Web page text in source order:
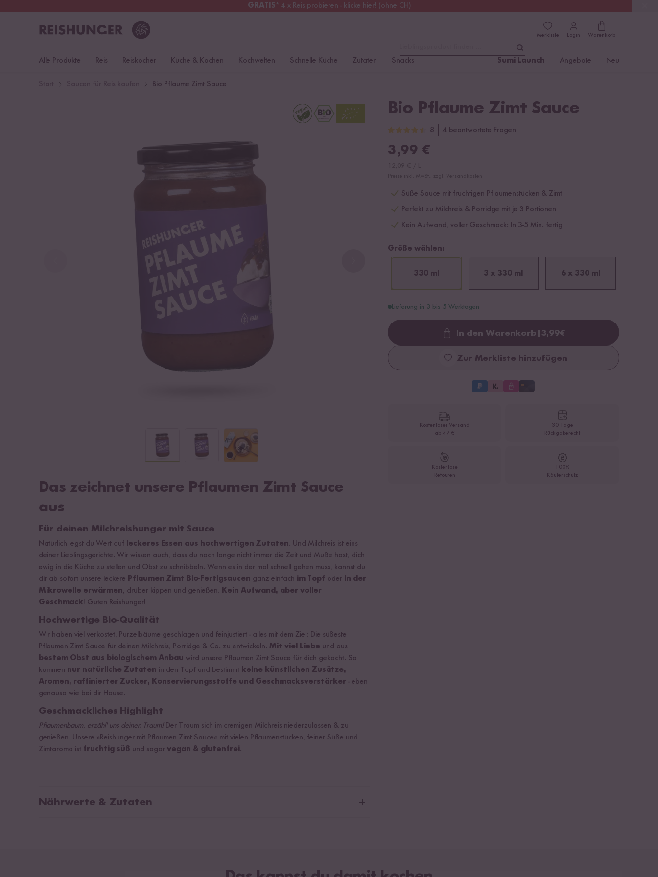
GRATIS* 4 x Reis probieren - klicke hier! (ohne CH)
Kostenloser Versand
Merkliste Login Warenkorb
Alle Produkte Reis Reiskocher Küche & Kochen Kochwelten Schnelle Küche Zutaten Snacks Sumi Launch Angebote Neu
Bio Pflaume Zimt Sauce
Bio Pflaume Zimt Sauce
8 4 beantwortete Fragen
3,99 €
Süße Sauce mit fruchtigen Pflaumenstücken & Zimt
Perfekt zu Milchreis & Porridge mit je 3 Portionen
Kein Aufwand, voller Geschmack: In 3-5 Min. fertig
Größe wählen:
330 ml 3 x 330 ml 6 x 330 ml
Lieferung in 3 bis 5 Werktagen
Loading...
In den Warenkorb 3,99€
Zur Merkliste hinzufügen
Kostenloser Versand
ab 49 €
30 Tage
Rückgaberecht
Kostenlose
Retouren
100%
Käuferschutz
Das zeichnet unsere Pflaumen Zimt Sauce
aus
Für deinen Milchreishunger mit Sauce
Natürlich legst du Wert auf leckeres Essen aus hochwertigen Zutaten. Und Milchreis ist eins
deiner Lieblingsgerichte. Wir wissen auch, dass du noch lange nicht immer die Zeit und Muße hast, dich
ewig in die Küche zu stellen und Obst zu schnibbeln. Wenn es in der mal schnell gehen muss, kannst du
dir ab sofort unsere leckere Pflaumen Zimt Bio-Fertigsaucen ganz einfach im Topf oder in der
Mikrowelle erwärmen, drüber kippen und genießen. Kein Aufwand, aber voller
Geschmack! Guten Reishunger!
Hochwertige Bio-Qualität
Wir haben viel verkostet, Purzelbäume geschlagen und feinjustiert - alles mit dem Ziel: Die süßeste
Pflaumen Zimt Sauce für deinen Milchreis, Porridge & Co. zu entwickeln. Mit viel Liebe und aus
bestem Obst aus biologischem Anbau wird unsere Pflaumen Zimt Sauce für dich gekocht. So
kommen nur natürliche Zutaten in den Topf und bestimmt keine künstlichen Zusätze,
Aromen, raffinierter Zucker, Konservierungsstoffe und Geschmacksverstärker - eben
genauso wie bei dir Hause.
Geschmackliches Highlight
Pflaumenbaum, erzähl' uns deinen Traum!Der Traum sich im cremigen Milchreis niederzulassen & zu
genießen. Unsere »Reishunger mit Pflaumen Zimt Sauce« mit vielen Pflaumenstücken, feiner Süße und
Zimtaroma ist fruchtig süß und sogar vegan & glutenfrei.
Nährwerte & Zutaten
(Johannisbrotkernmehl*, Guarkernmehl*), Steinsalz.